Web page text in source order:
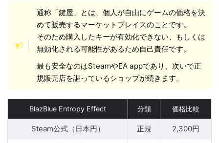
通称「鍵屋」とは、個人が自由にゲームの価格を決
めて販売するマーケットプレイスのことです。
そのため購入したキーが有効化できない、もしくは
無効化される可能性があるため自己責任です。
最も安全なのはSteamやEA appであり、次いで正
規販売店を謳っているショップが続きます。
BlazBlue Entropy Effect 分類 価格比較
Steam公式（日本円） 正規 2,300円